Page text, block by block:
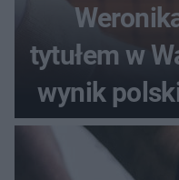
tytułem w
wynik